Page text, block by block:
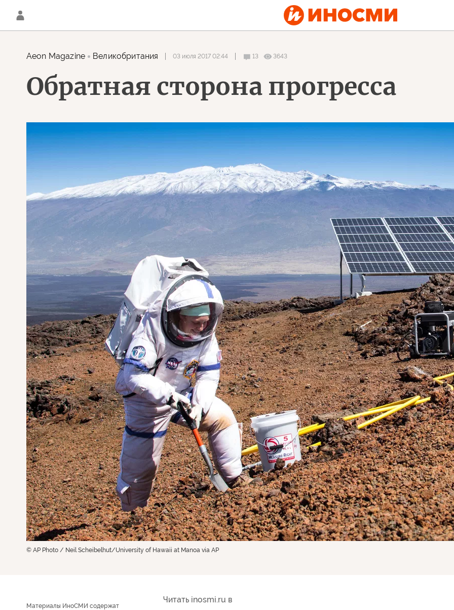
Aeon Magazine Великобритания 03 июля 2017 02:44 13 3643
Обратная сторона прогресса
© AP Photo / Neil Scheibelhut/University of Hawaii at Manoa via AP
Материалы ИноСМИ содержат
Читать inosmi.ru в